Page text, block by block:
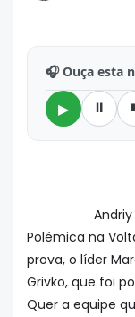
🎧 Ouça esta
▶ ⏸
Polémica na
prova, o líder
Grivko, que foi
Quer a equipe